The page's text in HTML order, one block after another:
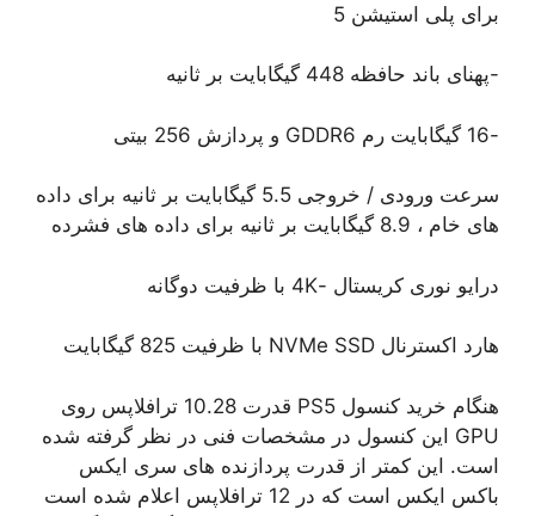
برای پلی استیشن 5
-پهنای باند حافظه 448 گیگابایت بر ثانیه
-16 گیگابایت رم GDDR6 و پردازش 256 بیتی
سرعت ورودی / خروجی 5.5 گیگابایت بر ثانیه برای داده
های خام ، 8.9 گیگابایت بر ثانیه برای داده های فشرده
درایو نوری کریستال -4K با ظرفیت دوگانه
هارد اکسترنال NVMe SSD با ظرفیت 825 گیگابایت
هنگام خرید کنسول PS5 قدرت 10.28 ترافلاپس روی
GPU این کنسول در مشخصات فنی در نظر گرفته شده
است. این کمتر از قدرت پردازنده های سری ایکس
باکس ایکس است که در 12 ترافلاپس اعلام شده است